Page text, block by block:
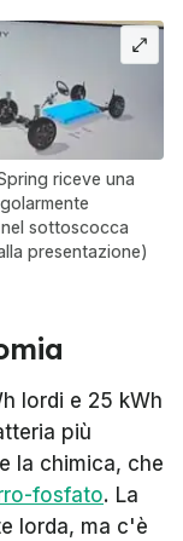
riceve una
sottoscocca
presentazione)
lordi e 25 kWh
più
la chimica, che
fosfato. La
lorda, ma c'è